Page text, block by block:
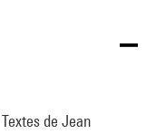
de Jean